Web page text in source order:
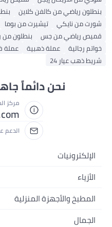
بنطلون رياضي من كالفن كلاين
شورت من نايكي
تيشيرت من بوما
قميص رياضي من جس
بنطلون
خواتم رجالية
عملة ذهبية عملة
شريط ذهب عيار 24
نحن دائماً
مركز
الدعم
الإلكترونيات
الجوالات
اللابتوبات
الأجهزة المنزلية
الأزياء
أزياء نسائية
المطبخ والأجهزة المنزلية
الحمام
الجمال